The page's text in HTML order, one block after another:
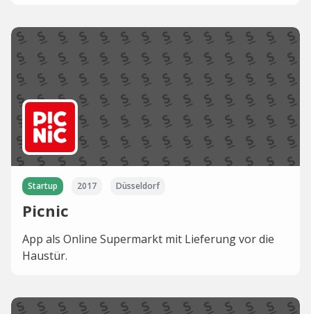
Startup 2017 Düsseldorf
Picnic
App als Online Supermarkt mit Lieferung vor die
Haustür.